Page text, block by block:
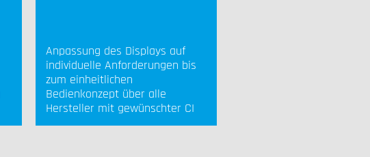
Anpassung des Displays auf
individuelle Anforderungen bis
zum einheitlichen
Bedienkonzept über alle
Hersteller mit gewünschter CI